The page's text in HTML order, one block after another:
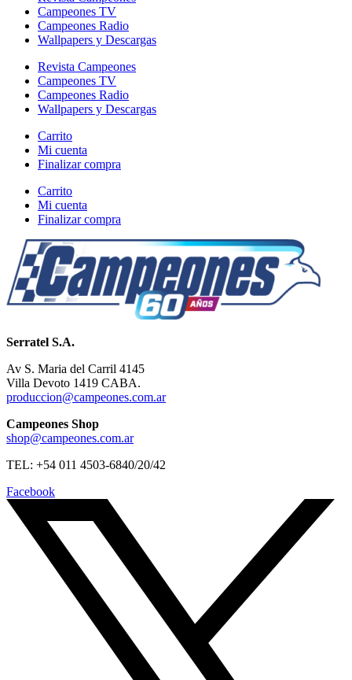
Campeones TV
Campeones Radio
Wallpapers y Descargas
Revista Campeones
Campeones TV
Campeones Radio
Wallpapers y Descargas
Carrito
Mi cuenta
Finalizar compra
Carrito
Mi cuenta
Finalizar compra
Serratel S.A.
Av S. Maria del Carril 4145
Villa Devoto 1419 CABA.
produccion@campeones.com.ar
Campeones Shop
shop@campeones.com.ar
TEL: +54 011 4503-6840/20/42
Facebook